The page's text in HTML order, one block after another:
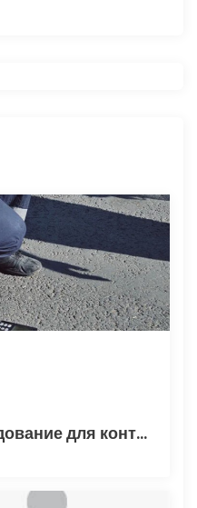
Современное оборудование для контроля качества в дорожном строительстве